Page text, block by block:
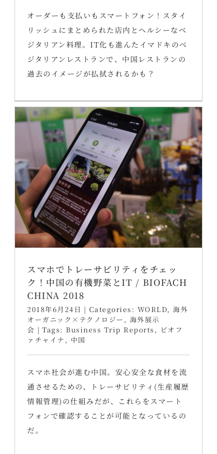
オーダーも支払いもスマートフォン！スタイ
リッシュにまとめられた店内とヘルシーなベ
ジタリアン料理。IT化も進んたイマドキのベ
ジタリアンレストランで、中国レストランの
過去のイメージが払拭されるかも？
スマホでトレーサビリティをチェッ
ク！中国の有機野菜とIT / BIOFACH
CHINA 2018
2018年6月24日 | Categories: WORLD, 海外
オーガニック×テクノロジー , 海外展示
会 | Tags: Business Trip Reports , ビオフ
ァチャイナ , 中国
スマホ社会が進む中国。安心安全な食材を流
通させるための、トレーサビリティ(生産履歴
情報管理)の仕組みだが、これらをスマート
フォンで確認することが可能となっているの
だ。